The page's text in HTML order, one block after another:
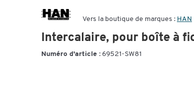
Vers la boutique de marques : HAN
Intercalaire, pour boîte à
Numéro d'article : 69521-SW81